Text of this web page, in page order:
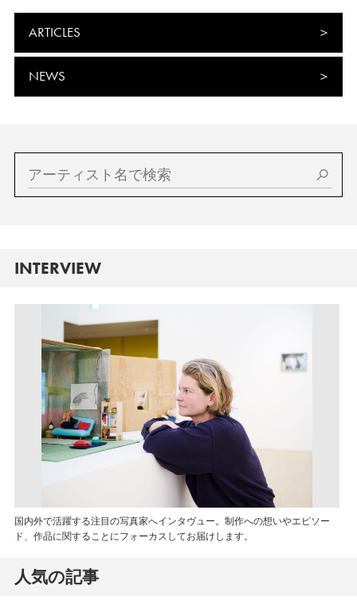
ARTICLES
NEWS
INTERVIEW
国内外で活躍する注目の写真家へインタヴュー。制作への想いやエピソー
ド、作品に関することにフォーカスしてお届けします。
人気の記事